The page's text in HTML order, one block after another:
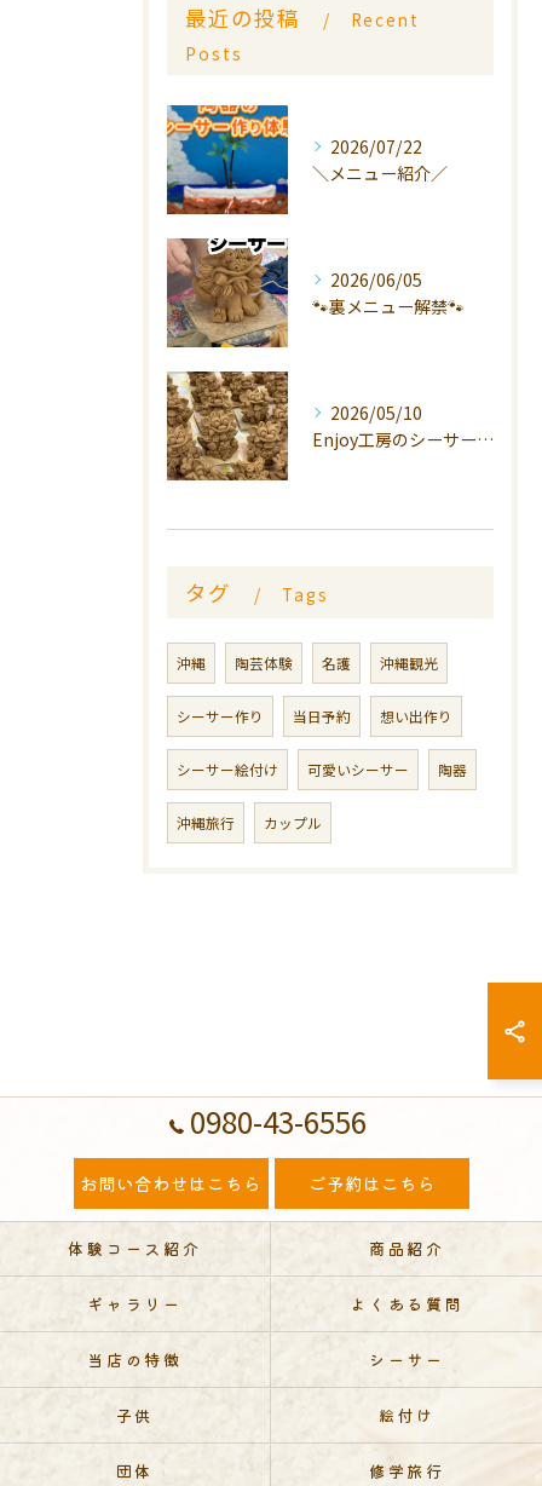
最近の投稿
Recent
Posts
2026/07/22
＼メニュー紹介／
2026/06/05
🐾裏メニュー解禁🐾
2026/05/10
Enjoy工房のシーサーは、
タグ Tags
沖縄 陶芸体験 名護 沖縄観光
シーサー作り 当日予約 想い出作り
シーサー絵付け 可愛いシーサー 陶器
沖縄旅行 カップル
0980-43-6556
お問い合わせはこちら ご予約はこちら
体験コース紹介 商品紹介
ギャラリー よくある質問
当店の特徴 シーサー
子供 絵付け
団体 修学旅行